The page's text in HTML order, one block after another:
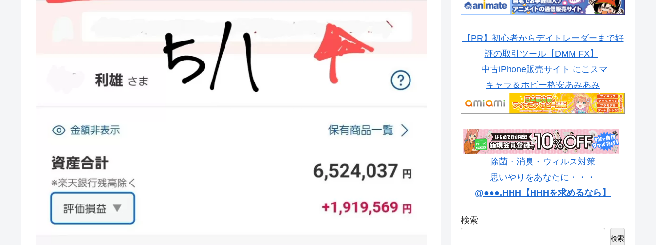
【PR】初心者からデイトレーダーまで好
評の取引ツール【DMM FX】
中古iPhone販売サイト にこスマ
キャラ＆ホビー格安あみあみ
除菌・消臭・ウィルス対策
思いやりをあなたに・・・
@●●●.HHH【HHHを求めるなら】
検索
検索